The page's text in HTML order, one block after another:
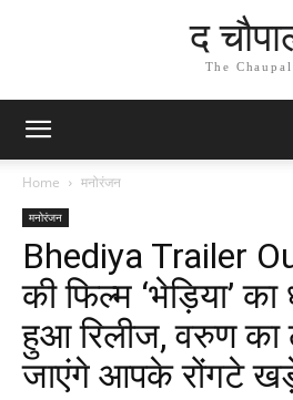
द
The Chaupal
Home मनोरंजन
मनोरंजन
Bhediya Trailer
की फिल्म ‘भेड़िया’
हुआ रिलीज, वरुण
जाएंगे आपके रोंगटे